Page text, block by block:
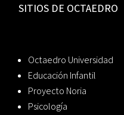
SITIOS DE OCTAEDRO
Octaedro Universidad
Educación Infantil
Proyecto Noria
Psicología